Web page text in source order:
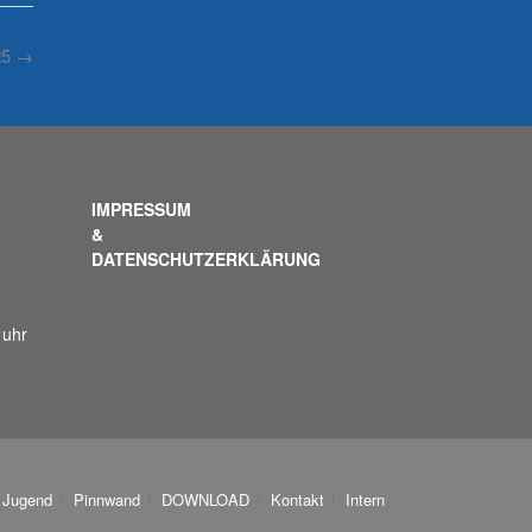
→
IMPRESSUM
&
DATENSCHUTZERKLÄRUNG
Jugend Pinnwand DOWNLOAD Kontakt Intern